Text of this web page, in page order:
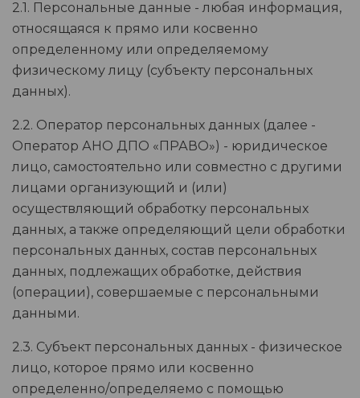
2.1. Персональные данные - любая информация,
относящаяся к прямо или косвенно
определенному или определяемому
физическому лицу (субъекту персональных
данных).
2.2. Оператор персональных данных (далее -
Оператор АНО ДПО «ПРАВО») - юридическое
лицо, самостоятельно или совместно с другими
лицами организующий и (или)
осуществляющий обработку персональных
данных, а также определяющий цели обработки
персональных данных, состав персональных
данных, подлежащих обработке, действия
(операции), совершаемые с персональными
данными.
2.3. Субъект персональных данных - физическое
лицо, которое прямо или косвенно
определенно/определяемо с помощью